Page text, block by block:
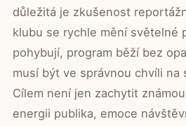
důležitá je zkušenost
klubu se rychle mění světelné
pohybují, program běží bez
musí být ve správnou chvíli na
Cílem není jen zachytit
energii publika, emoce